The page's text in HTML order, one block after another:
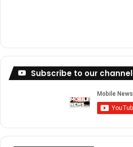
Subscribe to our channel